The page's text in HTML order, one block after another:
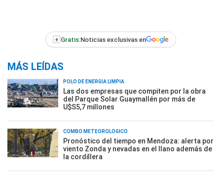
+ Gratis:Noticias exclusivas en
MÁS LEÍDAS
POLO DE ENERGÍA LIMPIA
Las dos empresas que compiten por la obra
del Parque Solar Guaymallén por más de
U$S5,7 millones
COMBO METEOROLÓGICO
Pronóstico del tiempo en Mendoza: alerta por
viento Zonda y nevadas en el llano además de
la cordillera